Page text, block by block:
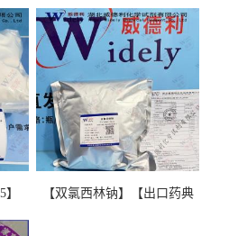
【双氯西林钠】【出口药典